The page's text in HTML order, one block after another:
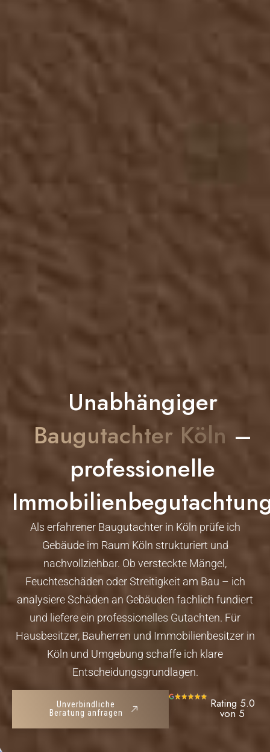
Unabhängiger
Baugutachter Köln –
professionelle
Als erfahrener Baugutachter in Köln prüfe ich
Gebäude im Raum Köln strukturiert und
nachvollziehbar. Ob versteckte Mängel,
Feuchteschäden oder Streitigkeit am Bau – ich
analysiere Schäden an Gebäuden fachlich fundiert
und liefere ein professionelles Gutachten. Für
Hausbesitzer, Bauherren und Immobilienbesitzer in
Köln und Umgebung schaffe ich klare
Entscheidungsgrundlagen.
Unverbindliche
Beratung anfragen
Rating 5.0
von 5